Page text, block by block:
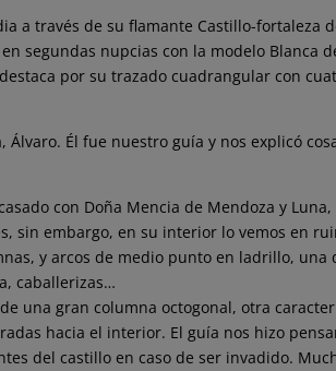
a través de su flamante Castillo-fortaleza
segundas nupcias con la modelo Blanca
por su trazado cuadrangular con
Él fue nuestro guía y nos explicó
con Doña Mencia de Mendoza y
sin embargo, en su interior lo vemos en
y arcos de medio punto en ladrillo, una
caballerizas…
una gran columna octogonal, otra
hacia el interior. El guía nos hizo
del castillo en caso de ser invadido.